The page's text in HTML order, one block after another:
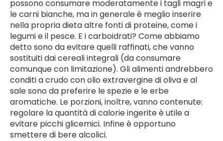
possono consumare moderatamente i tagli magri e
le carni bianche, ma in generale è meglio inserire
nella propria dieta altre fonti di proteine, come i
legumi e il pesce. E i carboidrati? Come abbiamo
detto sono da evitare quelli raffinati, che vanno
sostituiti dai cereali integrali (da consumare
comunque con limitazione). Gli alimenti andrebbero
conditi a crudo con olio extravergine di oliva e al
sale sono da preferire le spezie e le erbe
aromatiche. Le porzioni, inoltre, vanno contenute:
regolare la quantità di calorie ingerite è utile a
evitare picchi glicemici. Infine è opportuno
smettere di bere alcolici.